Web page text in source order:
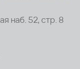
наб. 52, стр. 8